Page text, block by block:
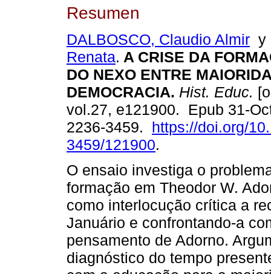
Resumen
DALBOSCO, Claudio Almir
Renata. A CRISE DA
DO NEXO ENTRE
DEMOCRACIA. Hist. Educ.
vol.27, e121900. Epub 31-
2236-3459. https://doi.org/
3459/121900.
O ensaio investiga o
formação em Theodor W.
como interlocução crítica a
Januário e confrontando-a
pensamento de Adorno.
diagnóstico do tempo